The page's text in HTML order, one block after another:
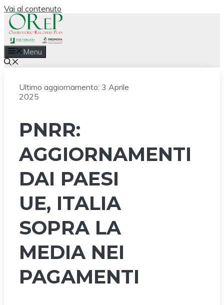
Vai al contenuto
Menu
Ultimo aggiornamento: 3 Aprile
2025
PNRR:
AGGIORNAMENTI
DAI PAESI
UE, ITALIA
SOPRA LA
MEDIA NEI
PAGAMENTI